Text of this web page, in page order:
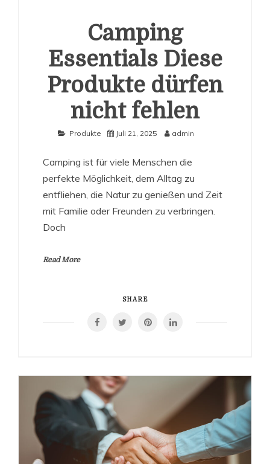
Camping
Essentials Diese
Produkte dürfen
nicht fehlen
Produkte Juli 21, 2025 admin
Camping ist für viele Menschen die
perfekte Möglichkeit, dem Alltag zu
entfliehen, die Natur zu genießen und Zeit
mit Familie oder Freunden zu verbringen.
Doch
Read More
SHARE